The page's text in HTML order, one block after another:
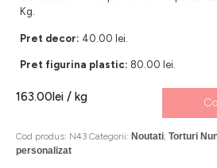
Kg.
Pret decor: 40.00 lei.
Pret figurina plastic: 80.00 lei.
163.00lei / kg
Cod produs: N43 Categorii: Noutati, Torturi
personalizat